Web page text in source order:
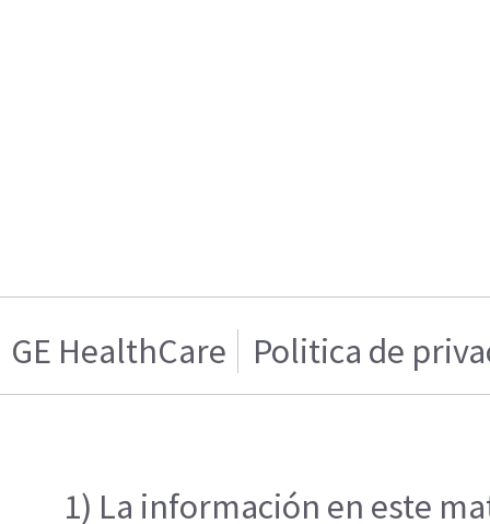
GE HealthCare Politica de
1) La información en este